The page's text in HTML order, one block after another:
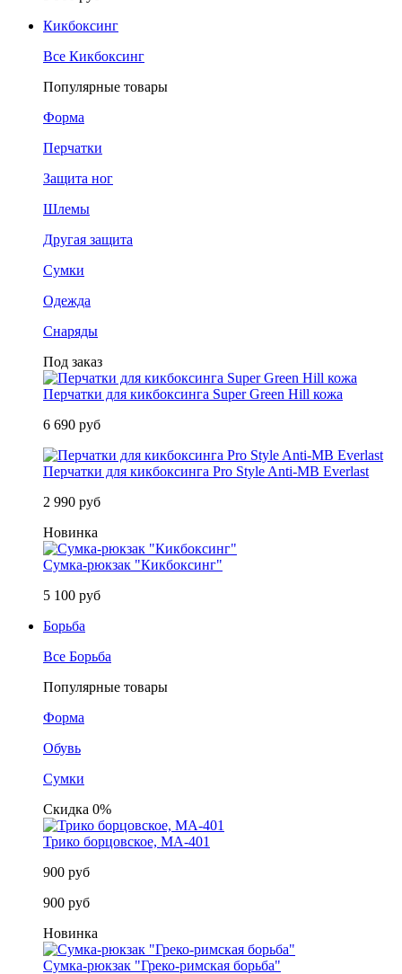
Кикбоксинг
Все Кикбоксинг
Популярные товары
Форма
Перчатки
Защита ног
Шлемы
Другая защита
Сумки
Одежда
Снаряды
Под заказ
Перчатки для кикбоксинга Super Green Hill кожа
6 690 руб
Перчатки для кикбоксинга Pro Style Anti-MB Everlast
2 990 руб
Новинка
Сумка-рюкзак "Кикбоксинг"
5 100 руб
Борьба
Все Борьба
Популярные товары
Форма
Обувь
Сумки
Скидка 0%
Трико борцовское, MA-401
900 руб
900 руб
Новинка
Сумка-рюкзак "Греко-римская борьба"